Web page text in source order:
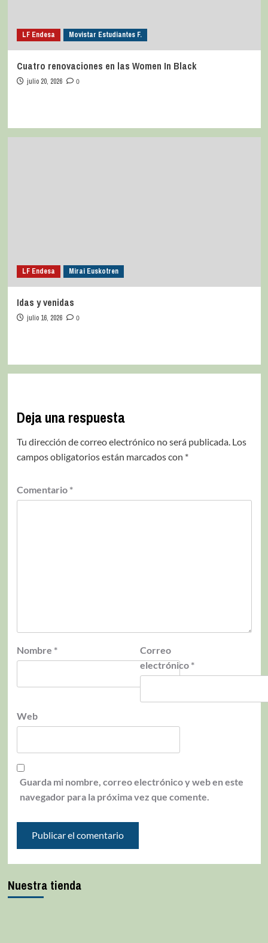
LF Endesa Movistar Estudiantes F.
Cuatro renovaciones en las Women In Black
julio 20, 2026 0
LF Endesa Mirai Euskotren
Idas y venidas
julio 16, 2026 0
Deja una respuesta
Tu dirección de correo electrónico no será publicada. Los
campos obligatorios están marcados con *
Comentario *
Nombre *
Correo
electrónico *
Web
Guarda mi nombre, correo electrónico y web en este
navegador para la próxima vez que comente.
Nuestra tienda